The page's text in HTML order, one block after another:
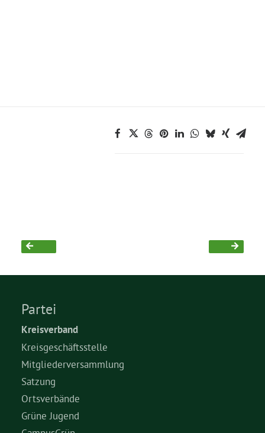
Partei
Kreisverband
Kreisgeschäftsstelle
Mitgliederversammlung
Satzung
Ortsverbände
Grüne Jugend